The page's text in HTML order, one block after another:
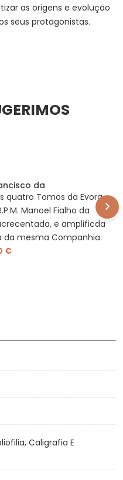
Caligrafia E
as origens e evolução
seus protagonistas.
da
quatro Tomos da Evora
Manoel Fialho da
e amplificda
da mesma Companhia.
€